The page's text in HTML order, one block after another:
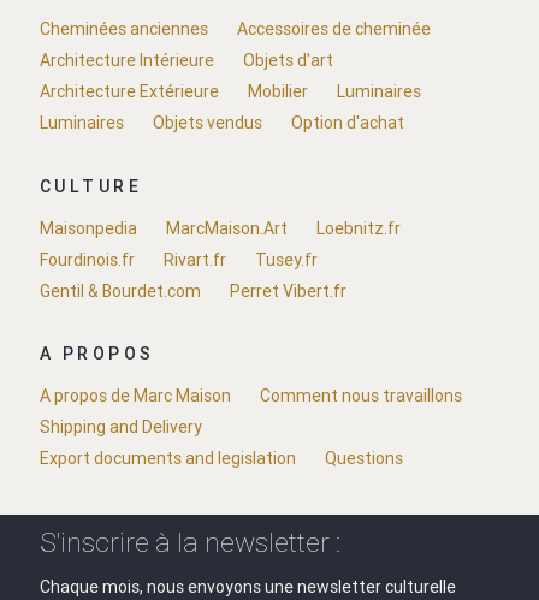
Cheminées anciennes
Accessoires de cheminée
Architecture Intérieure
Objets d'art
Architecture Extérieure
Mobilier
Luminaires
Luminaires
Objets vendus Option d'achat
CULTURE
Maisonpedia
MarcMaison.Art
Loebnitz.fr
Fourdinois.fr
Rivart.fr
Tusey.fr
Gentil & Bourdet.com
Perret Vibert.fr
A PROPOS
A propos de Marc Maison
Comment nous travaillons
Shipping and Delivery
Export documents and legislation
Questions
S'inscrire à la newsletter :
Chaque mois, nous envoyons une newsletter culturelle